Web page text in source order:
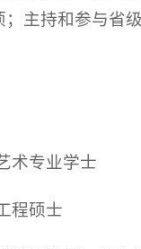
主持和参与省
术专业学士
程硕士